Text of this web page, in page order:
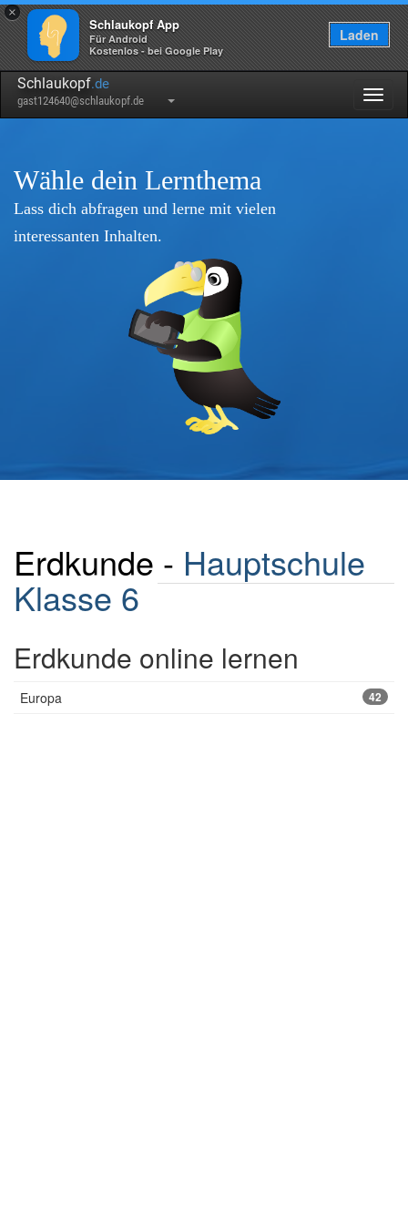
×
Schlaukopf App
Für Android
Kostenlos - bei Google Play
Laden
Schlaukopf.de
gast124640@schlaukopf.de
Wähle dein Lernthema
Lass dich abfragen und lerne mit vielen
interessanten Inhalten.
Erdkunde - Hauptschule
Klasse 6
Erdkunde online lernen
Europa 42